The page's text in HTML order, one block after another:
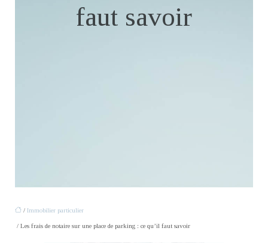
faut savoir
/ Immobilier particulier
/ Les frais de notaire sur une place de parking : ce qu’il faut savoir